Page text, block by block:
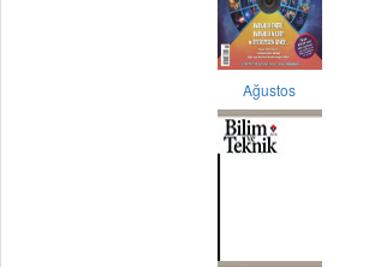
Ağustos